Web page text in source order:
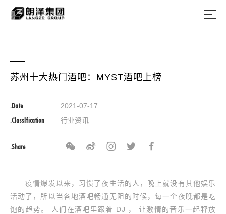
苏州十大热门酒吧：MYST酒吧上榜
.Date 2021-07-17
.Classlfication 行业资讯
.Share
疫情爆发以来，习惯了夜生活的人，晚上就没有其他娱乐
活动了，所以当各地酒吧畅通无阻的时候，每一个夜晚都是吃
饱的趋势。 人们在酒吧里跟着 DJ ， 让激情的音乐一起释放